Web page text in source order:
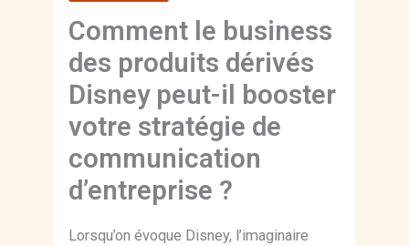
Comment le business
des produits dérivés
Disney peut-il booster
votre stratégie de
communication
d’entreprise ?
Lorsqu’on évoque Disney, l’imaginaire